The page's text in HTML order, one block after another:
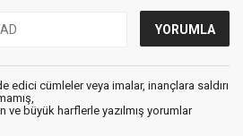
edici cümleler veya imalar, inançlara saldırı
ve büyük harflerle yazılmış yorumlar